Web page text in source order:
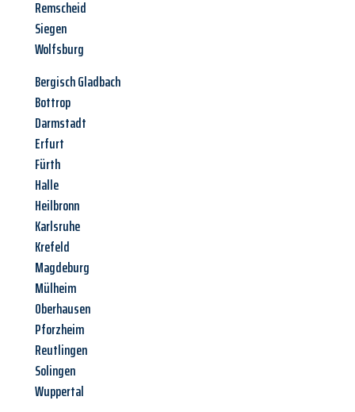
Remscheid
Siegen
Wolfsburg
Bergisch Gladbach
Bottrop
Darmstadt
Erfurt
Fürth
Halle
Heilbronn
Karlsruhe
Krefeld
Magdeburg
Mülheim
Oberhausen
Pforzheim
Reutlingen
Solingen
Wuppertal